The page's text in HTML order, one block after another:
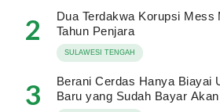
2
Dua Terdakwa Korupsi Mess
Tahun Penjara
SULAWESI TENGAH
3
Berani Cerdas Hanya Biayai
Baru yang Sudah Bayar